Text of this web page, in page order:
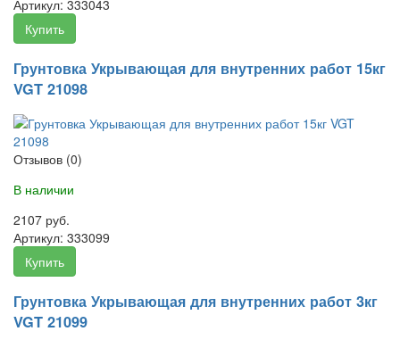
Артикул: 333043
Купить
Грунтовка Укрывающая для внутренних работ 15кг
VGT 21098
Отзывов (0)
В наличии
2107 руб.
Артикул: 333099
Купить
Грунтовка Укрывающая для внутренних работ 3кг
VGT 21099